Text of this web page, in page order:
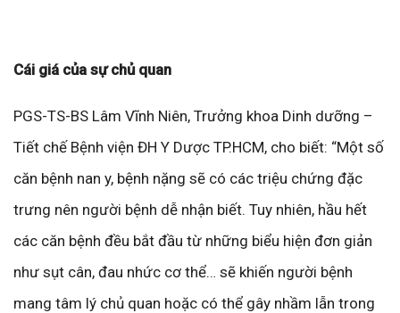
Cái giá của sự chủ quan
PGS-TS-BS Lâm Vĩnh Niên, Trưởng khoa Dinh dưỡng –
Tiết chế Bệnh viện ĐH Y Dược TP.HCM, cho biết: “Một số
căn bệnh nan y, bệnh nặng sẽ có các triệu chứng đặc
trưng nên người bệnh dễ nhận biết. Tuy nhiên, hầu hết
các căn bệnh đều bắt đầu từ những biểu hiện đơn giản
như sụt cân, đau nhức cơ thể… sẽ khiến người bệnh
mang tâm lý chủ quan hoặc có thể gây nhầm lẫn trong